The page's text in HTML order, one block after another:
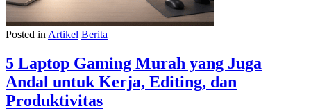
Posted in Artikel Berita
5 Laptop Gaming Murah yang Juga
Andal untuk Kerja, Editing, dan
Produktivitas